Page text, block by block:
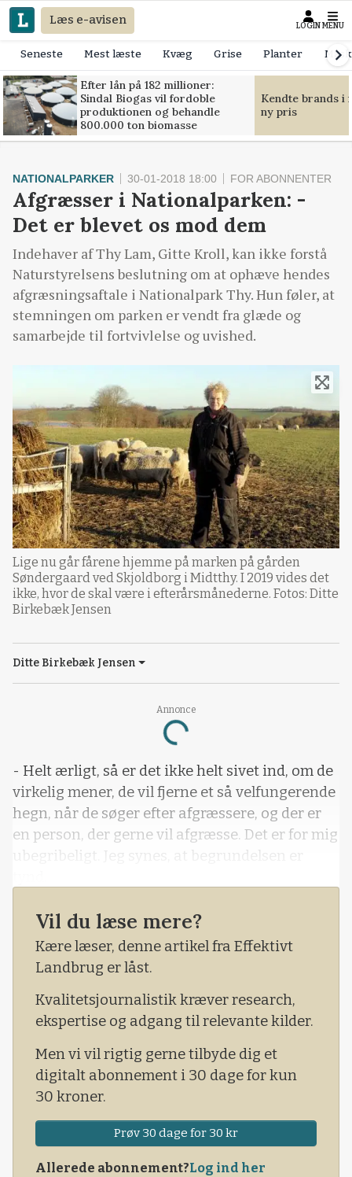
Læs e-avisen LOGIN MENU
Seneste Mest læste Kvæg Grise Planter
Efter lån på 182 millioner:
Sindal Biogas vil fordoble
produktionen og behandle
800.000 ton biomasse
Kendte brands i
ny pris
Annonce
Loading...
NATIONALPARKER 30-01-2018 18:00 FOR ABONNENTER
Afgræsser i Nationalparken: -
Det er blevet os mod dem
Indehaver af Thy Lam, Gitte Kroll, kan ikke forstå
Naturstyrelsens beslutning om at ophæve hendes
afgræsningsaftale i Nationalpark Thy. Hun føler, at
stemningen om parken er vendt fra glæde og
samarbejde til fortvivlelse og uvished.
Lige nu går fårene hjemme på marken på gården
Søndergaard ved Skjoldborg i Midtthy. I 2019 vides det
ikke, hvor de skal være i efterårsmånederne. Fotos: Ditte
Birkebæk Jensen
Ditte Birkebæk Jensen
- Helt ærligt, så er det ikke helt sivet ind, om de
virkelig mener, de vil fjerne et så velfungerende
hegn, når de søger efter afgræssere, og der er
en person, der gerne vil afgræsse. Det er for mig
ubegribeligt. Jeg synes, at begrundelsen er
Ordene kommer fra Gitte Kroll, fåreavler og
indehaver af brandet Thy Lam ved Skjoldborg
ved Thisted i Midtthy.
Vil du læse mere?
Kære læser, denne artikel fra Effektivt
Landbrug er låst.
Kvalitetsjournalistik kræver research,
ekspertise og adgang til relevante kilder.
Men vi vil rigtig gerne tilbyde dig et
digitalt abonnement i 30 dage for kun
30 kroner.
Prøv 30 dage for 30 kr
Allerede abonnement?Log ind her